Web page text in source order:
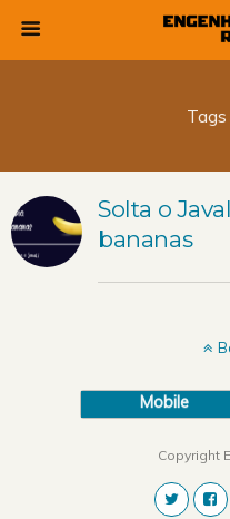
Tags
Solta o
bananas
Mobile
Copyright